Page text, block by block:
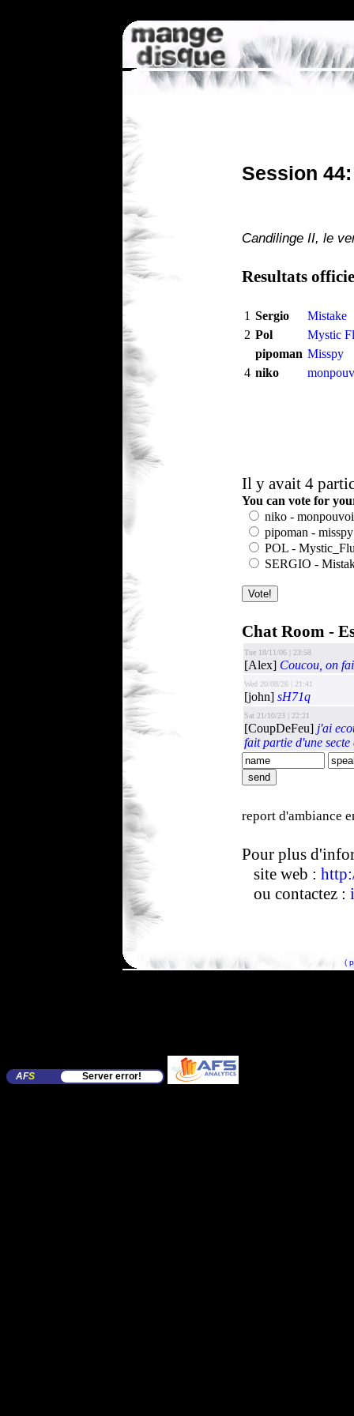
Session
Candilinge II, le
Resultats
1 Sergio
Mistake
2 Pol
Mystic
pipoman Misspy
4 niko
Il y avait 4
You can vote for
niko -
pipoman - misspy
POL -
SERGIO -
Chat Room -
Tue 18/11/06 | 23:58
[Alex] Coucou, on
Wed 20/08/26 | 21:41
[john] sH71q
Sat 21/10/23 | 22:21
[CoupDeFeu] j'ai
fait partie d'une secte
report d'ambiance
Pour plus
site web :
ou contactez :
(
AFS Server error!